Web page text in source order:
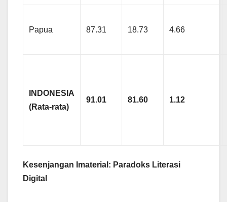
Papua 87.31 18.73 4.66
INDONESIA
(Rata-rata)
91.01 81.60 1.12
Kesenjangan Imaterial: Paradoks Literasi
Digital